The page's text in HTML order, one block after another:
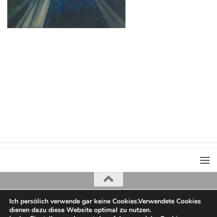
Iris Greiner
copyright 2022
Ich persölich verwende gar keine Cookies.Verwendete Cookies
dienen dazu diese Website optimal zu nutzen.